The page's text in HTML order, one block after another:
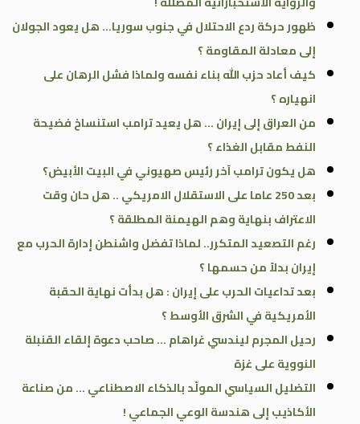
ظهور حركة ردع الاحتلال في جنوب سوريا… هل يعود الجولان
إلى معادلة المقاومة ؟
كيف أعاد حزب الله بناء نفسه ولماذا فشل الرهان على
انهياره ؟
من العراق إلى إيران … هل يعيد ترامب استنساخ فضيحة
النفط مقابل الغذاء ؟
هل يكون ترامب آخر رئيس صهيوني في البيت الأبيض؟
بعد 250 عاما على الاستقلال الامريكي .. هل حان وقت
الاعتراف بنهاية وهم الهيمنة المطلقة ؟
رغم التصعيد المتكرر.. لماذا تفضل واشنطن إدارة الحرب مع
إيران بدلاً من حسمها ؟
بعد تداعيات الحرب على إيران : هل بدأت نهاية الحقبة
الأمريكية في الشرق الأوسط ؟
رحيل المجرم ليندسي غراهام … صاحب دعوة إلقاء القنبلة
النووية على غزة
التضليل السياسي المولّد بالذكاء الاصطناعي … من صناعة
الأكاذيب إلى هندسة الوعي الجماعي !